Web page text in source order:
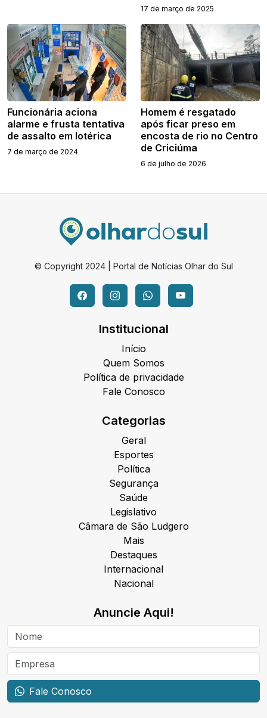
17 de março de 2025
Funcionária aciona
alarme e frusta tentativa
de assalto em lotérica
7 de março de 2024
Homem é resgatado
após ficar preso em
encosta de rio no Centro
de Criciúma
6 de julho de 2026
© Copyright 2024 | Portal de Notícias Olhar do Sul
Institucional
Início
Quem Somos
Política de privacidade
Fale Conosco
Categorias
Geral
Esportes
Política
Segurança
Saúde
Legislativo
Câmara de São Ludgero
Mais
Destaques
Internacional
Nacional
Anuncie Aqui!
Fale Conosco